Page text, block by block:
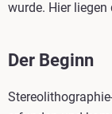
wurde. Hier liegen
Der Beginn